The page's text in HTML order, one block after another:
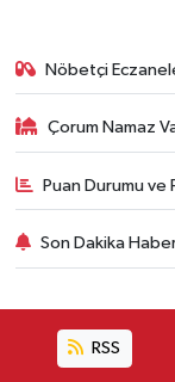
Nöbetçi
Çorum Namaz
Puan Durumu ve
Son Dakika
RSS